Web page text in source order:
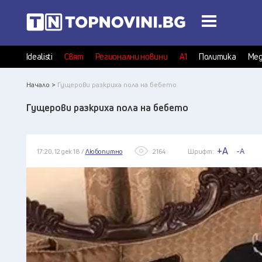
Idealisti Свят Регионални новини А1 Политика
Начало > Гущерови разкриха пола на бебето
Гущерови разкриха пола на бебето
17:20, 12 дек 18 / Любопитно 2164 Шрифт: +A -A